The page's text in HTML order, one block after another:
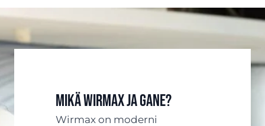
Mikä Wirmax ja Gane?
Wirmax on moderni